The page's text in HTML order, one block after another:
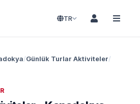
TR
Günlük Turlar Aktiviteler